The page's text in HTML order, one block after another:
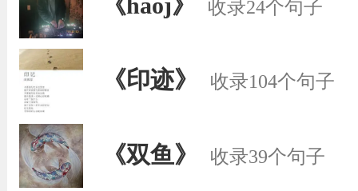
《haoj》 收录24个句子
《印迹》 收录104个句子
《双鱼》 收录39个句子